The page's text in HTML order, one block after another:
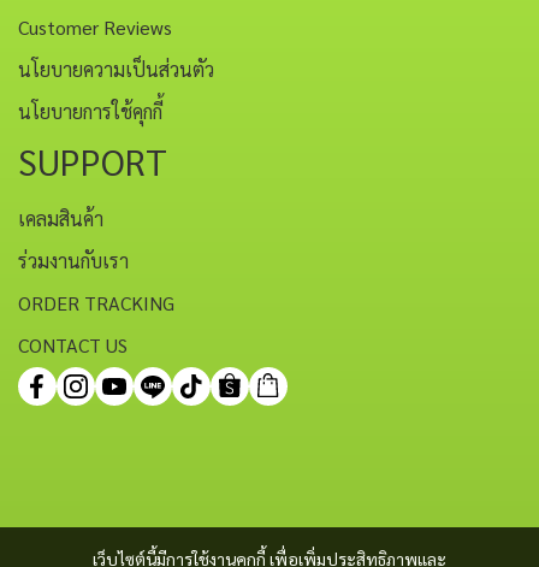
เว็บไซต์นี้มีการใช้งานคุกกี้ เพื่อเพิ่มประสิทธิภาพและ
Customer Reviews
นโยบายความเป็นส่วนตัว
นโยบายการใช้คุกกี้
SUPPORT
เคลมสินค้า
ร่วมงานกับเรา
ORDER TRACKING
CONTACT US